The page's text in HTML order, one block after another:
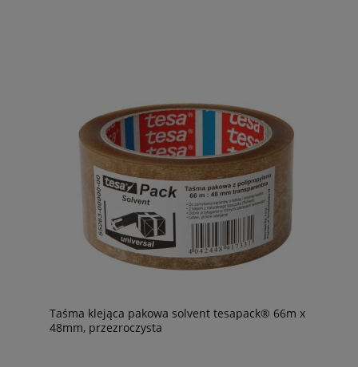
Taśma klejąca pakowa solvent tesapack® 66m x
48mm, przezroczysta